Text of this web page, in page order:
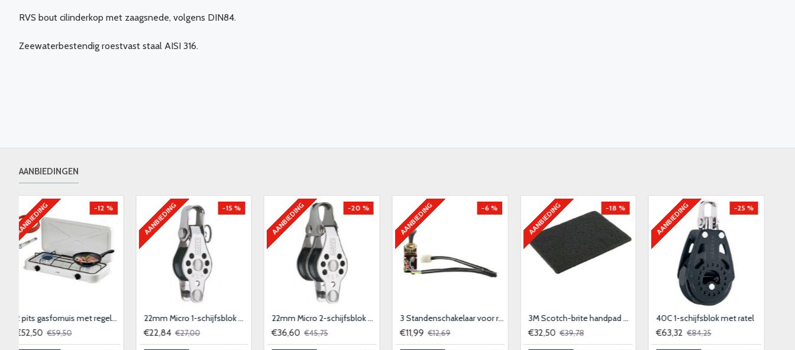
RVS bout cilinderkop met zaagsnede, volgens DIN84.
Zeewaterbestendig roestvast staal AISI 316.
AANBIEDINGEN
AANBIEDING -11 %
€65,65 €73,75
AANBIEDING -6 %
Aanlegring RVS 40x50 mm
€9,90 €10,50
AANBIEDING -18 %
€6,50 €7,95
AANBIEDING -15 %
€19,50 €22,95
AANBIEDING -13 %
€14,59 €16,82
AANBIEDING -13 %
€26,99 €30,95